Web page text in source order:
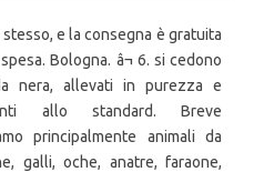
e la consegna è gratuita
Bologna. â¬ 6. si cedono
nera, allevati in purezza e
allo standard. Breve
principalmente animali da
galli, oche, anatre, faraone,